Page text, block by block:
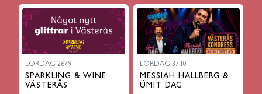
LÖRDAG 26/9
SPARKLING & WINE
VÄSTERÅS
LÖRDAG 3/10
MESSIAH HALLBERG &
ÜMIT DAG